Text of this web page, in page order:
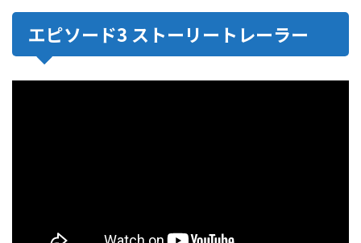
エピソード3 ストーリートレーラー